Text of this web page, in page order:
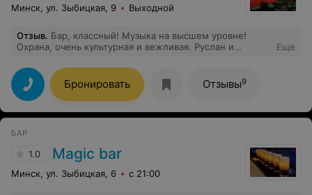
Минск, ул. Зыбицкая, 9 Выходной
Отзыв. Бар, классный! Музыка на высшем уровне!
Охрана, очень культурная и вежливая. Руслан и
Еще
Бронировать Отзывы9
БАР
1.0 Magic bar
Минск, ул. Зыбицкая, 6 с 21:00